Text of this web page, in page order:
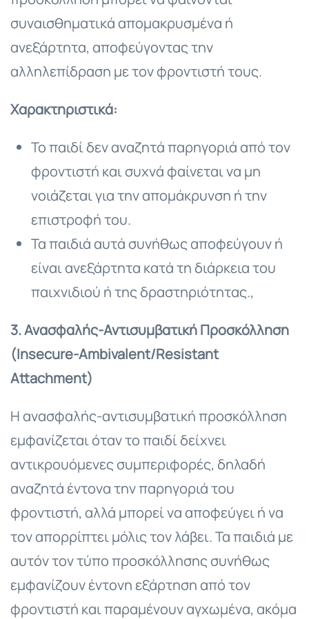
συναισθηματικά απομακρυσμένα ή
ανεξάρτητα, αποφεύγοντας την
αλληλεπίδραση με τον φροντιστή τους.
Χαρακτηριστικά:
Το παιδί δεν αναζητά παρηγοριά από τον
φροντιστή και συχνά φαίνεται να μη
νοιάζεται για την απομάκρυνση ή την
επιστροφή του.
Τα παιδιά αυτά συνήθως αποφεύγουν ή
είναι ανεξάρτητα κατά τη διάρκεια του
παιχνιδιού ή της δραστηριότητας.,
3. Ανασφαλής-ΑντισυμβατικήΠροσκόλληση
(Insecure-Ambivalent/Resistant
Attachment)
Η ανασφαλής-αντισυμβατική προσκόλληση
εμφανίζεται όταν το παιδί δείχνει
αντικρουόμενες συμπεριφορές, δηλαδή
αναζητά έντονα την παρηγοριά του
φροντιστή, αλλά μπορεί να αποφεύγει ή να
τον απορρίπτει μόλις τον λάβει. Τα παιδιά με
αυτόν τον τύπο προσκόλλησης συνήθως
εμφανίζουν έντονη εξάρτηση από τον
φροντιστή και παραμένουν αγχωμένα, ακόμα